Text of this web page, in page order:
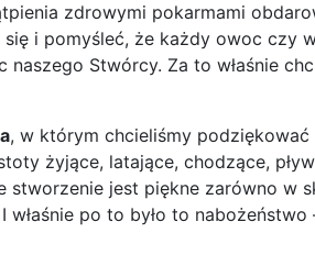
zdrowymi pokarmami
i pomyśleć, że każdy owoc czy
Stwórcy. Za to właśnie
, w którym chcieliśmy podziękować
żyjące, latające, chodzące,
stworzenie jest piękne zarówno w
właśnie po to było to nabożeństwo